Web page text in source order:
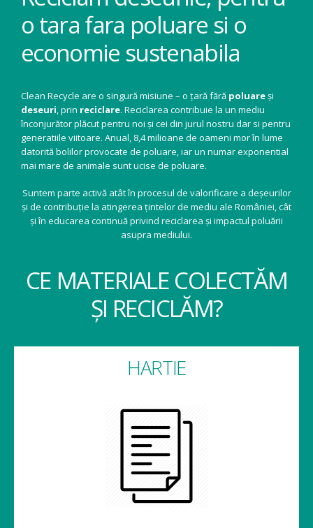
o tara fara poluare si o
economie sustenabila
Clean Recycle are o singură misiune – o țară fără poluareși
deseuri, prin reciclare. Reciclarea contribuie la un mediu
înconjurător plăcut pentru noi și cei din jurul nostru dar si pentru
generatiile viitoare. Anual, 8,4 milioane de oameni mor în lume
datorită bolilor provocate de poluare, iar un numar exponential
mai mare de animale sunt ucise de poluare.
Suntem parte activă atât în procesul de valorificare a deșeurilor
și de contribuție la atingerea țintelor de mediu ale României, cât
și în educarea continuă privind reciclarea și impactul poluării
asupra mediului.
CE MATERIALE COLECTĂM
ȘI RECICLĂM?
HARTIE